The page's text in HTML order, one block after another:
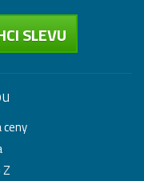
SLEVU